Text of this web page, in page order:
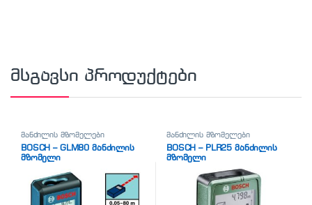
მსგავსი პროდუქტები
მანძილის მზომელები
BOSCH – GLM80 მანძილის
მზომელი
მანძილის მზომელები
BOSCH – PLR25 მანძილის
მზომელი